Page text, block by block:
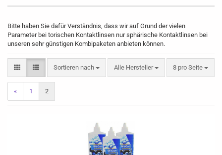
Bitte haben Sie dafür Verständnis, dass wir auf Grund der vielen
Parameter bei torischen Kontaktlinsen nur sphärische Kontaktlinsen bei
unseren sehr günstigen Kombipaketen anbieten können.
Sortieren nach
Sortieren nach Alle Hersteller 8 pro Seite
pro Seite
« 1 2